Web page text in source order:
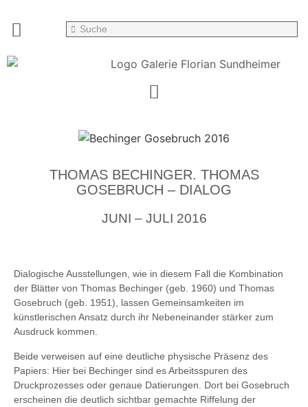
THOMAS BECHINGER. THOMAS
GOSEBRUCH – DIALOG
JUNI – JULI 2016
Dialogische Ausstellungen, wie in diesem Fall die Kombination
der Blätter von Thomas Bechinger (geb. 1960) und Thomas
Gosebruch (geb. 1951), lassen Gemeinsamkeiten im
künstlerischen Ansatz durch ihr Nebeneinander stärker zum
Ausdruck kommen.
Beide verweisen auf eine deutliche physische Präsenz des
Papiers: Hier bei Bechinger sind es Arbeitsspuren des
Druckprozesses oder genaue Datierungen. Dort bei Gosebruch
erscheinen die deutlich sichtbar gemachte Riffelung der